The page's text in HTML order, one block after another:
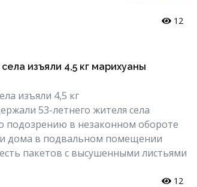
12
изъяли 4,5 кг марихуаны
изъяли 4,5 кг
53-летнего жителя села
подозрению в незаконном обороте
дома в подвальном помещении
пакетов с высушенными листьями
12